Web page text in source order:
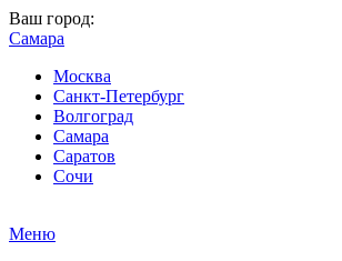
Ваш город:
Самара
Москва
Санкт-Петербург
Волгоград
Самара
Саратов
Сочи
Меню